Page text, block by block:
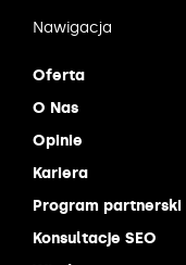
Nawigacja
Oferta
O Nas
Opinie
Kariera
Program partnerski
Konsultacje SEO